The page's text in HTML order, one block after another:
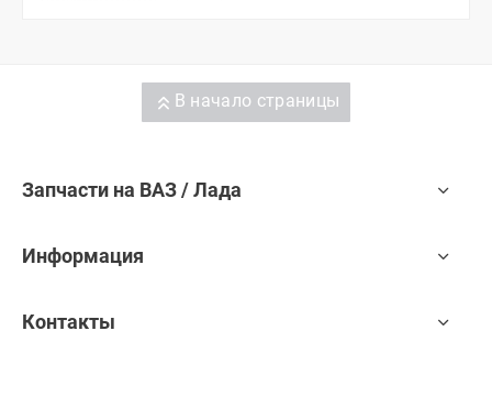
В начало страницы
Запчасти на ВАЗ / Лада
Информация
Контакты